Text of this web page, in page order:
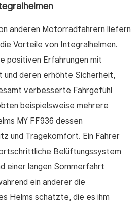
anderen Motorradfahrern liefern
Vorteile von Integralhelmen.
positiven Erfahrungen mit
und deren erhöhte Sicherheit,
verbesserte Fahrgefühl
beispielsweise mehrere
MY FF936 dessen
und Tragekomfort. Ein Fahrer
Belüftungssystem
einer langen Sommerfahrt
ein anderer die
Helms schätzte, die es ihm